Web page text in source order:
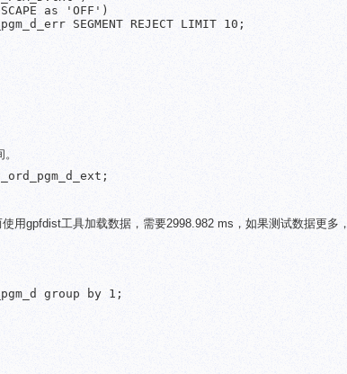
as 'OFF')
SEGMENT REJECT LIMIT 10;
用gpfdist工具加载数据，需要2998.982 ms，如果测试数据更多，
group by 1;